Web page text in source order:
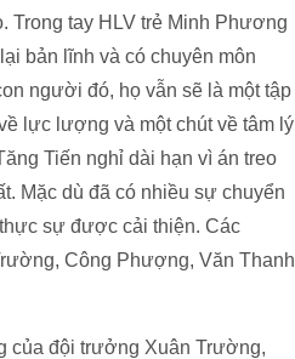
Trong tay HLV trẻ Minh Phương
bản lĩnh và có chuyên môn
người đó, họ vẫn sẽ là một tập
lực lượng và một chút về tâm lý
Tiến nghỉ dài hạn vì án treo
Mặc dù đã có nhiều sự chuyển
sự được cải thiện. Các
Công Phượng, Văn Thanh
của đội trưởng Xuân Trường,